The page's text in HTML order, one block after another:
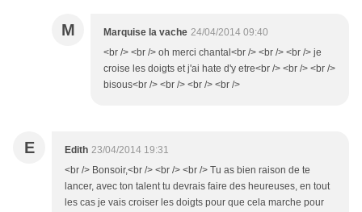
M Marquise la vache 24/04/2014 09:40
<br /> <br /> oh merci chantal<br /> <br /> <br /> je
croise les doigts et j'ai hate d'y etre<br /> <br /> <br />
bisous<br /> <br /> <br /> <br />
E Edith 23/04/2014 19:31
<br /> Bonsoir,<br /> <br /> <br /> Tu as bien raison de te
lancer, avec ton talent tu devrais faire des heureuses, en tout
les cas je vais croiser les doigts pour que cela marche pour